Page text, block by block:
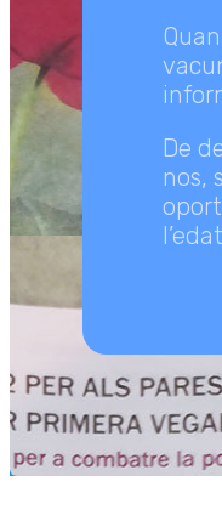
De
nos,